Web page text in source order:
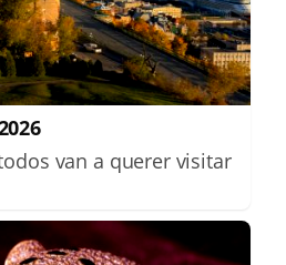
van a querer visitar